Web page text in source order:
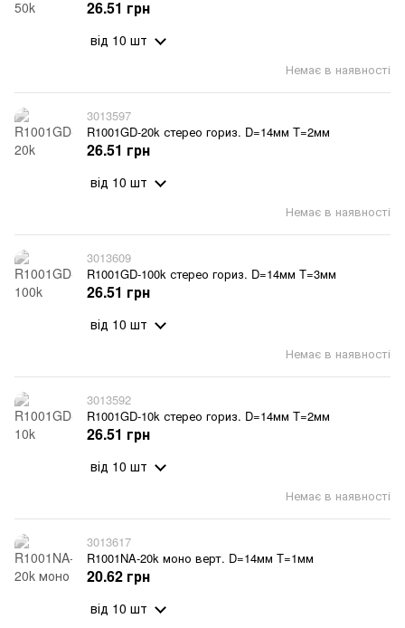
Немає в наявності
26.51 грн
від 10 шт
3013597
R1001GD-20k стерео гориз. D=14мм T=2мм
Немає в наявності
26.51 грн
від 10 шт
3013609
R1001GD-100k стерео гориз. D=14мм T=3мм
Немає в наявності
26.51 грн
від 10 шт
3013592
R1001GD-10k стерео гориз. D=14мм T=2мм
Немає в наявності
26.51 грн
від 10 шт
3013617
R1001NA-20k моно верт. D=14мм T=1мм
20.62 грн
від 10 шт